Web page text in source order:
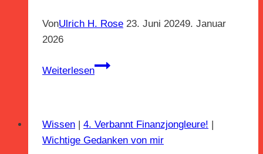
VonUlrich H. Rose 23. Juni 20249. Januar
2026
Weiterlesen
Aufruf
DenKen,
nicht
Wissen 4. Verbannt Finanzjongleure!
Wichtige Gedanken von mir